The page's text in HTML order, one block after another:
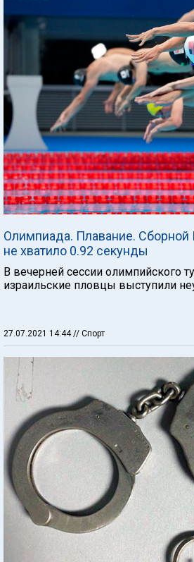
Олимпиада. Плавание. Сборной
не хватило 0.92 секунды
В вечерней сессии олимпийского
израильские пловцы выступили
27.07.2021 14:44 // Спорт